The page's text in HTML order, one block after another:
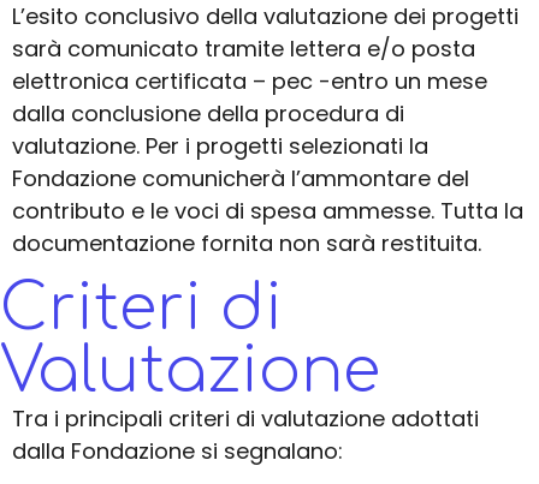
L’esito conclusivo della valutazione dei progetti
sarà comunicato tramite lettera e/o posta
elettronica certificata – pec -entro un mese
dalla conclusione della procedura di
valutazione. Per i progetti selezionati la
Fondazione comunicherà l’ammontare del
contributo e le voci di spesa ammesse. Tutta la
documentazione fornita non sarà restituita.
Criteri di
Valutazione
Tra i principali criteri di valutazione adottati
dalla Fondazione si segnalano: